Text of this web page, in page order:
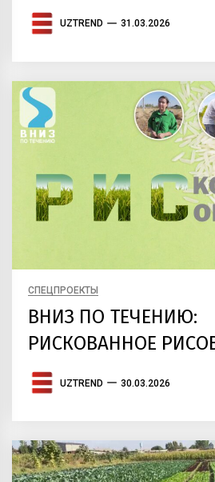
UZTREND 31.03.2026
СПЕЦПРОЕКТЫ
ВНИЗ ПО ТЕЧЕНИЮ:
РИСКОВАННОЕ
UZTREND 30.03.2026